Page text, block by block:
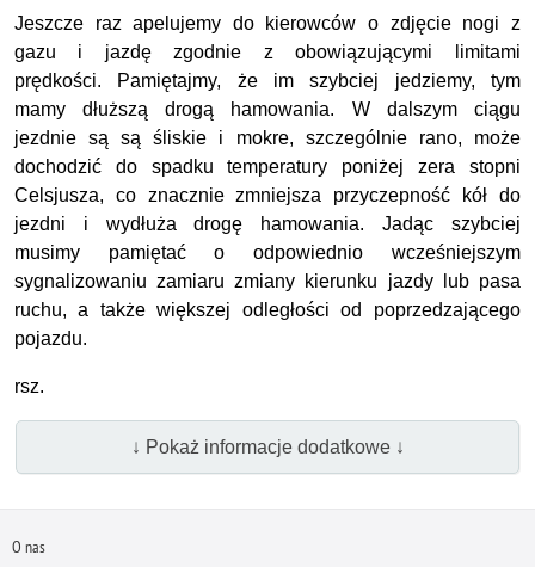
Jeszcze raz apelujemy do kierowców o zdjęcie nogi z
gazu i jazdę zgodnie z obowiązującymi limitami
prędkości. Pamiętajmy, że im szybciej jedziemy, tym
mamy dłuższą drogą hamowania. W dalszym ciągu
jezdnie są są śliskie i mokre, szczególnie rano, może
dochodzić do spadku temperatury poniżej zera stopni
Celsjusza, co znacznie zmniejsza przyczepność kół do
jezdni i wydłuża drogę hamowania. Jadąc szybciej
musimy pamiętać o odpowiednio wcześniejszym
sygnalizowaniu zamiaru zmiany kierunku jazdy lub pasa
ruchu, a także większej odległości od poprzedzającego
pojazdu.
rsz.
↓ Pokaż informacje dodatkowe ↓
O nas